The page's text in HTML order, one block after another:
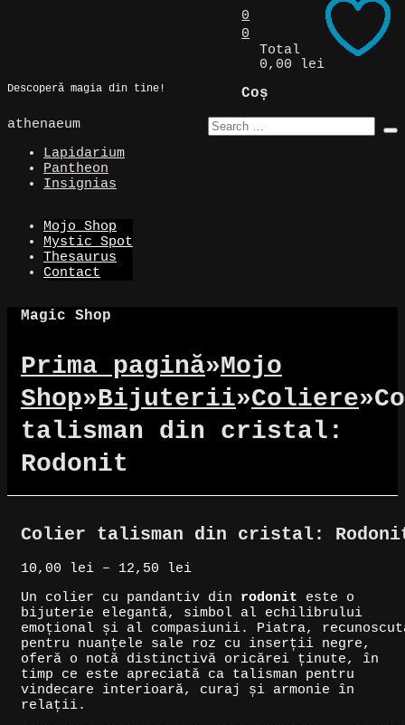
Descoperă magia din tine!
0
0
Total
0,00 lei
Coș
athenaeum
Lapidarium
Pantheon
Insignias
Mojo Shop
Mystic Spot
Thesaurus
Contact
Magic Shop
Prima pagină»Mojo
Shop»Bijuterii»Coliere»
talisman din cristal:
Rodonit
Colier talisman din cristal:
10,00 lei – 12,50 leiInterval
prețuri:
10,00 lei
până
la
12,50 lei
Un colier cu pandantiv din rodonit este o
bijuterie elegantă, simbol al echilibrului
emoțional și al compasiunii. Piatra,
pentru nuanțele sale roz cu inserții negre,
oferă o notă distinctivă oricărei ținute, în
timp ce este apreciată ca talisman pentru
vindecare interioară, curaj și armonie în
relații.